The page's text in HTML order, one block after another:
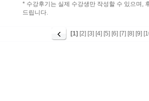
* 수강후기는 실제 수강생만 작성할 수 있으며,
드립니다.
[1] [2] [3] [4] [5] [6] [7] [8] [9]